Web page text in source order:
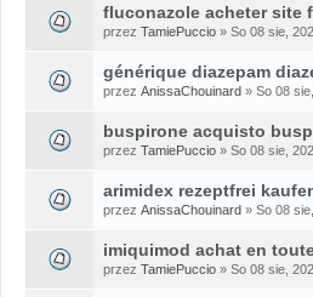
fluconazole acheter site
przez TamiePuccio » So 08 sie,
générique diazepam
przez AnissaChouinard » So 08
buspirone acquisto
przez TamiePuccio » So 08 sie,
arimidex rezeptfrei
przez AnissaChouinard » So 08
imiquimod achat en
przez TamiePuccio » So 08 sie,